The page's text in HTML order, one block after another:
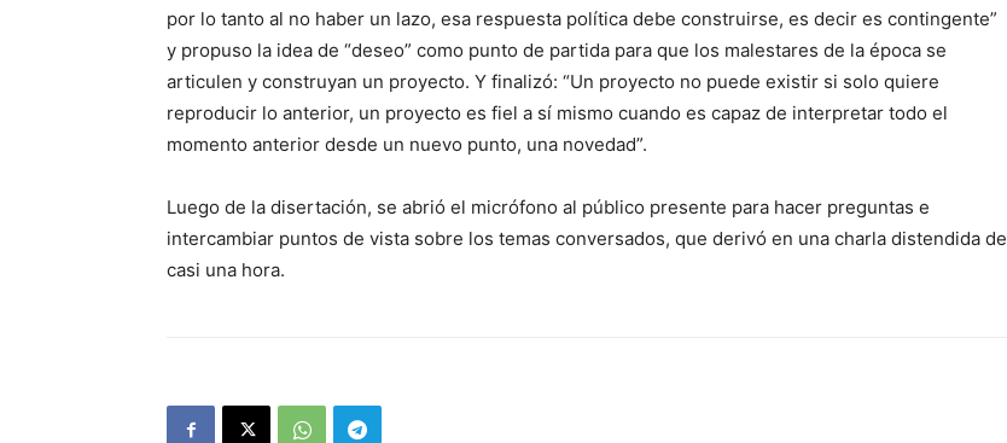
por lo tanto al no haber un lazo, esa respuesta política debe construirse, es decir es contingente”
y propuso la idea de “deseo” como punto de partida para que los malestares de la época se
articulen y construyan un proyecto. Y finalizó: “Un proyecto no puede existir si solo quiere
reproducir lo anterior, un proyecto es fiel a sí mismo cuando es capaz de interpretar todo el
momento anterior desde un nuevo punto, una novedad”.
Luego de la disertación, se abrió el micrófono al público presente para hacer preguntas e
intercambiar puntos de vista sobre los temas conversados, que derivó en una charla distendida de
casi una hora.